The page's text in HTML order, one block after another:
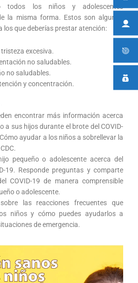
todos los niños y adolescentes
la misma forma. Estos son algunos
los que deberías prestar atención:
excesiva.
no saludables.
no saludables.
y concentración.
encontrar más información acerca
a sus hijos durante el brote del COVID-
ayudar a los niños a sobrellevar la
pequeño o adolescente acerca del
19. Responde preguntas y comparte
COVID-19 de manera comprensible
o adolescente.
las reacciones frecuentes que
niños y cómo puedes ayudarlos a
de emergencia.